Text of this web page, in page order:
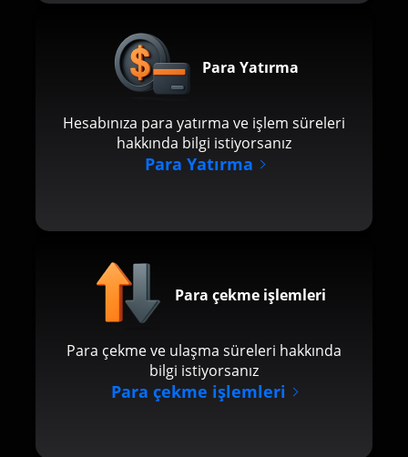
Para Yatırma
Hesabınıza para yatırma ve işlem süreleri
hakkında bilgi istiyorsanız
Para Yatırma
Para çekme işlemleri
Para çekme ve ulaşma süreleri hakkında
bilgi istiyorsanız
Para çekme işlemleri